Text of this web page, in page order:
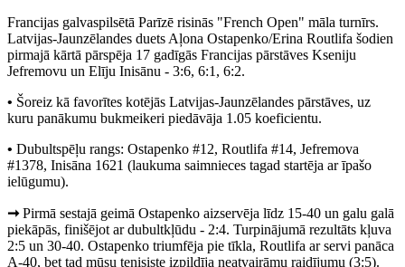
Francijas galvaspilsētā Parīzē risinās "French Open" māla turnīrs.
Latvijas-Jaunzēlandes duets Aļona Ostapenko/Erina Routlifa šodien
pirmajā kārtā pārspēja 17 gadīgās Francijas pārstāves Kseniju
Jefremovu un Elīju Inisānu - 3:6, 6:1, 6:2.
• Šoreiz kā favorītes kotējās Latvijas-Jaunzēlandes pārstāves, uz
kuru panākumu bukmeikeri piedāvāja 1.05 koeficientu.
• Dubultspēļu rangs: Ostapenko #12, Routlifa #14, Jefremova
#1378, Inisāna 1621 (laukuma saimnieces tagad startēja ar īpašo
ielūgumu).
➞Pirmā sestajā geimā Ostapenko aizservēja līdz 15-40 un galu galā
piekāpās, finišējot ar dubultkļūdu - 2:4. Turpinājumā rezultāts kļuva
2:5 un 30-40. Ostapenko triumfēja pie tīkla, Routlifa ar servi panāca
A-40, bet tad mūsu tenisiste izpildīja neatvairāmu raidījumu (3:5).